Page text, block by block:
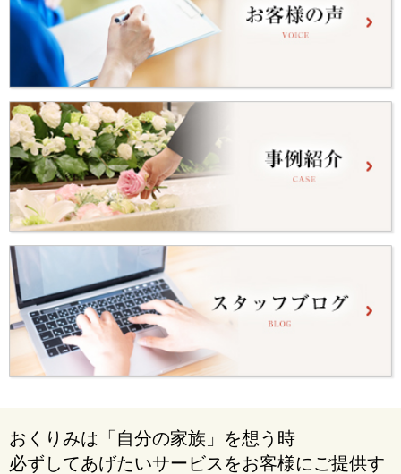
おくりみは「自分の家族」を想う時
必ずしてあげたいサービスをお客様にご提供す